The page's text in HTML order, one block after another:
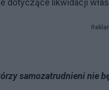
samozatrudnieni nie